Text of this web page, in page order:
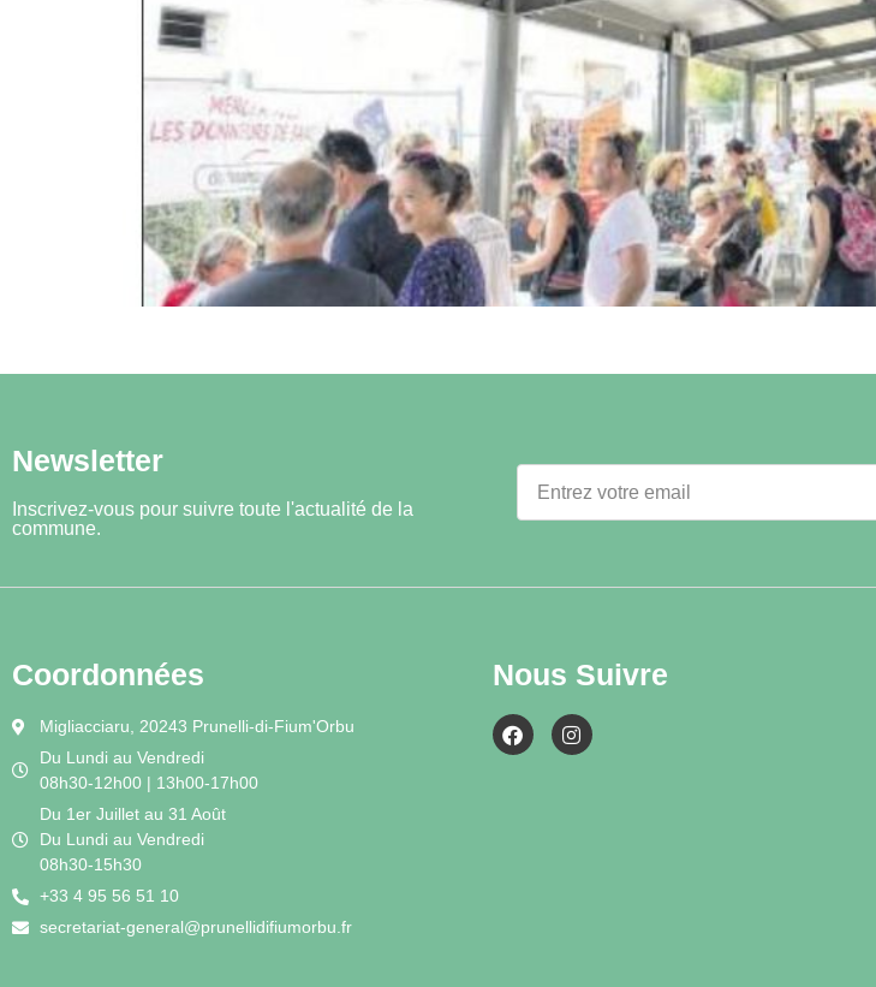
Newsletter
Inscrivez-vous pour suivre toute l'actualité de la
commune.
Coordonnées
Migliacciaru, 20243 Prunelli-di-Fium'Orbu
Du Lundi au Vendredi
08h30-12h00 | 13h00-17h00
Du 1er Juillet au 31 Août
Du Lundi au Vendredi
08h30-15h30
+33 4 95 56 51 10
secretariat-general@prunellidifiumorbu.fr
Nous Suivre